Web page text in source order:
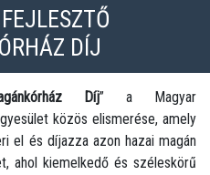
DÍJ
Díj” a Magyar
közös elismerése, amely
el és díjazza azon hazai magán
ahol kiemelkedő és széleskörű